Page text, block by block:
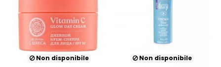
Non disponibile
Non disponibile